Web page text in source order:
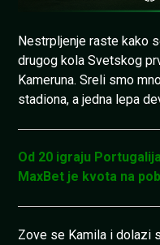
Nestrpljenje raste kako
drugog kola Svetskog
Kameruna. Sreli smo
stadiona, a jedna lepa
Od 20 igraju
MaxBet je kvota na
Zove se Kamila i dolazi